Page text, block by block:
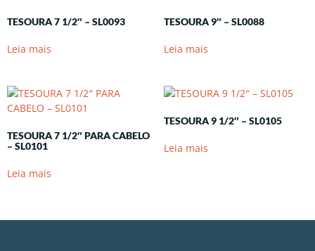
TESOURA 7 1/2″ – SL0093
Leia mais
TESOURA 9″ – SL0088
Leia mais
TESOURA 7 1/2″ PARA CABELO
– SL0101
Leia mais
TESOURA 9 1/2″ – SL0105
Leia mais